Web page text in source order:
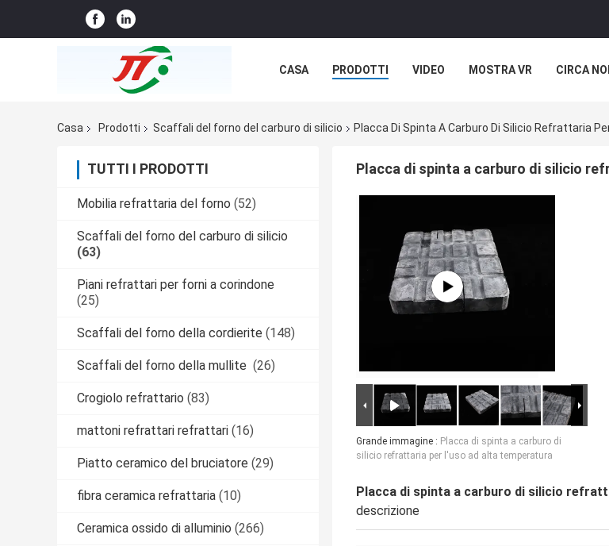
CASA PRODOTTI VIDEO MOSTRA VR CIRCA NOI
Casa
Prodotti Scaffali del forno del carburo di silicio Placca Di Spinta A Carburo Di Silicio Refrattaria
TUTTI I PRODOTTI
Mobilia refrattaria del forno (52)
Scaffali del forno del carburo di silicio
(63)
Piani refrattari per forni a corindone
(25)
Scaffali del forno della cordierite (148)
Scaffali del forno della mullite (26)
Crogiolo refrattario (83)
mattoni refrattari refrattari (16)
Piatto ceramico del bruciatore (29)
fibra ceramica refrattaria (10)
Ceramica ossido di alluminio (266)
Placca di spinta a carburo di silicio
Grande immagine : Placca di spinta a carburo di
silicio refrattaria per l'uso ad alta temperatura
Placca di spinta a carburo di silicio
descrizione